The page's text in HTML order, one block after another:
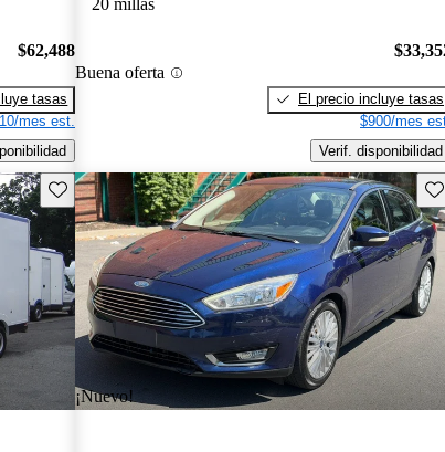
$62,488
tasas
mes est.
20 millas
Buena oferta
El precio incluye tasas
$900/mes
Verif. disponibilidad
Guarda este Aviso
¡Nuevo!